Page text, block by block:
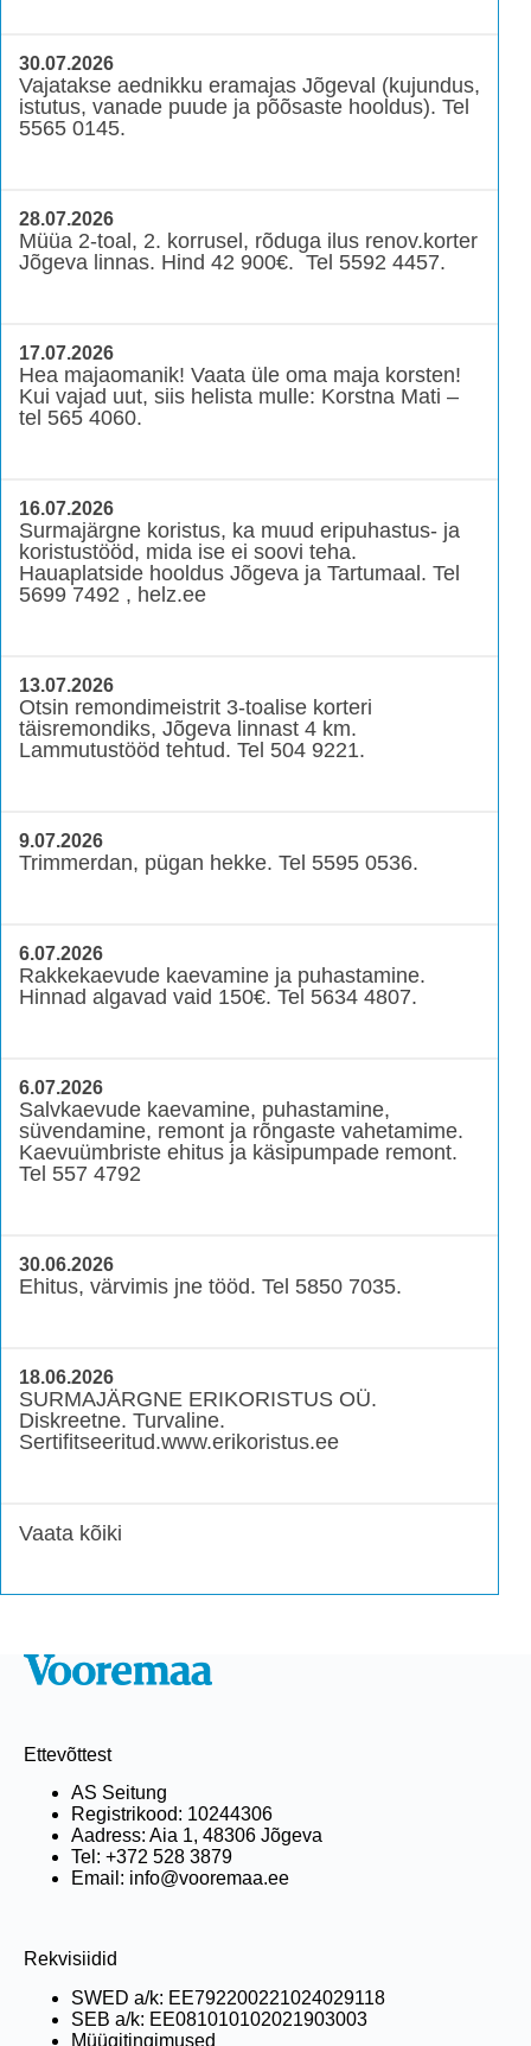
30.07.2026
Vajatakse aednikku eramajas Jõgeval (kujundus,
istutus, vanade puude ja põõsaste hooldus). Tel
5565 0145.
28.07.2026
Müüa 2-toal, 2. korrusel, rõduga ilus renov.korter
Jõgeva linnas. Hind 42 900€. Tel 5592 4457.
17.07.2026
Hea majaomanik! Vaata üle oma maja korsten!
Kui vajad uut, siis helista mulle: Korstna Mati –
tel 565 4060.
16.07.2026
Surmajärgne koristus, ka muud eripuhastus- ja
koristustööd, mida ise ei soovi teha.
Hauaplatside hooldus Jõgeva ja Tartumaal. Tel
5699 7492 , helz.ee
13.07.2026
Otsin remondimeistrit 3-toalise korteri
täisremondiks, Jõgeva linnast 4 km.
Lammutustööd tehtud. Tel 504 9221.
9.07.2026
Trimmerdan, pügan hekke. Tel 5595 0536.
6.07.2026
Rakkekaevude kaevamine ja puhastamine.
Hinnad algavad vaid 150€. Tel 5634 4807.
6.07.2026
Salvkaevude kaevamine, puhastamine,
süvendamine, remont ja rõngaste vahetamime.
Kaevuümbriste ehitus ja käsipumpade remont.
Tel 557 4792
30.06.2026
Ehitus, värvimis jne tööd. Tel 5850 7035.
18.06.2026
SURMAJÄRGNE ERIKORISTUS OÜ.
Diskreetne. Turvaline.
Sertifitseeritud.www.erikoristus.ee
Vaata kõiki
Ettevõttest
AS Seitung
Registrikood: 10244306
Aadress: Aia 1, 48306 Jõgeva
Tel: +372 528 3879
Email: info@vooremaa.ee
Rekvisiidid
SWED a/k: EE792200221024029118
SEB a/k: EE081010102021903003
Müügitingimused